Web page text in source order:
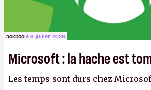
ackboole 6 juillet 2026
Microsoft : la hache est
Les temps sont durs chez